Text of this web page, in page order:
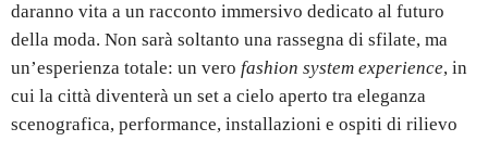
daranno vita a un racconto immersivo dedicato al futuro
della moda. Non sarà soltanto una rassegna di sfilate, ma
un’esperienza totale: un vero fashion system experience, in
cui la città diventerà un set a cielo aperto tra eleganza
scenografica, performance, installazioni e ospiti di rilievo